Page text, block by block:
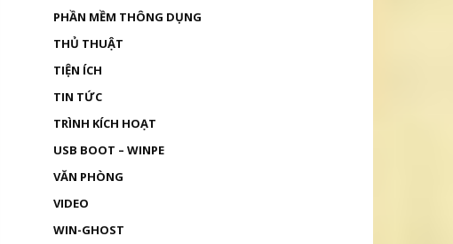
PHẦN MỀM THÔNG DỤNG
THỦ THUẬT
TIỆN ÍCH
TIN TỨC
TRÌNH KÍCH HOẠT
USB BOOT – WINPE
VĂN PHÒNG
VIDEO
WIN-GHOST